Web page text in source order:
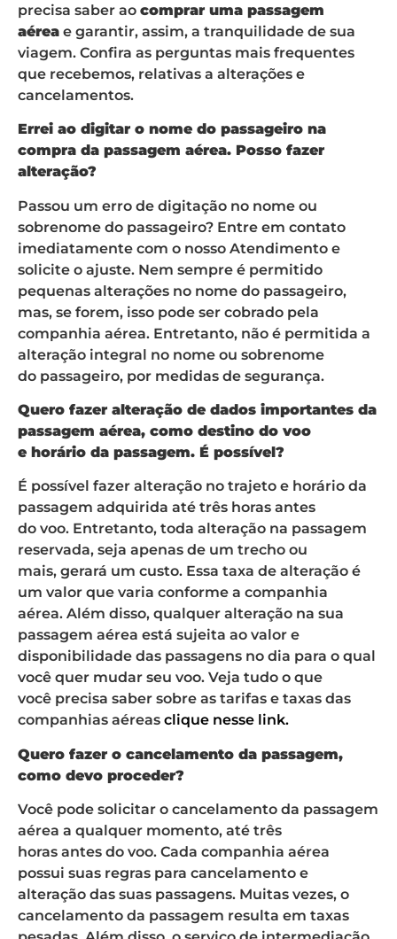
precisa saber ao comprar uma passagem
aérea e garantir, assim, a tranquilidade de sua
viagem. Confira as perguntas mais frequentes
que recebemos, relativas a alterações e
cancelamentos.
Errei ao digitar o nome do passageiro na
compra da passagem aérea. Posso fazer
alteração?
Passou um erro de digitação no nome ou
sobrenome do passageiro? Entre em contato
imediatamente com o nosso Atendimento e
solicite o ajuste. Nem sempre é permitido
pequenas alterações no nome do passageiro,
mas, se forem, isso pode ser cobrado pela
companhia aérea. Entretanto, não é permitida a
alteração integral no nome ou sobrenome
do passageiro, por medidas de segurança.
Quero fazer alteração de dados importantes da
passagem aérea, como destino do voo
e horário da passagem. É possível?
É possível fazer alteração no trajeto e horário da
passagem adquirida até três horas antes
do voo. Entretanto, toda alteração na passagem
reservada, seja apenas de um trecho ou
mais, gerará um custo. Essa taxa de alteração é
um valor que varia conforme a companhia
aérea. Além disso, qualquer alteração na sua
passagem aérea está sujeita ao valor e
disponibilidade das passagens no dia para o qual
você quer mudar seu voo. Veja tudo o que
você precisa saber sobre as tarifas e taxas das
companhias aéreas clique nesse link.
Quero fazer o cancelamento da passagem,
como devo proceder?
Você pode solicitar o cancelamento da passagem
aérea a qualquer momento, até três
horas antes do voo. Cada companhia aérea
possui suas regras para cancelamento e
alteração das suas passagens. Muitas vezes, o
cancelamento da passagem resulta em taxas